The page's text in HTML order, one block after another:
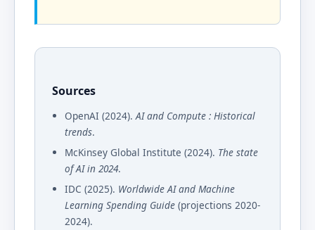
Sources
OpenAI (2024).AI and Compute : Historical
trends.
McKinsey Global Institute (2024). The state
of AI in 2024.
IDC (2025). Worldwide AI and Machine
Learning Spending Guide (projections 2020-
2024).